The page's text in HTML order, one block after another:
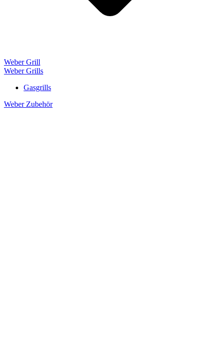
Weber Grill
Weber Grills
Gasgrills
Weber Zubehör